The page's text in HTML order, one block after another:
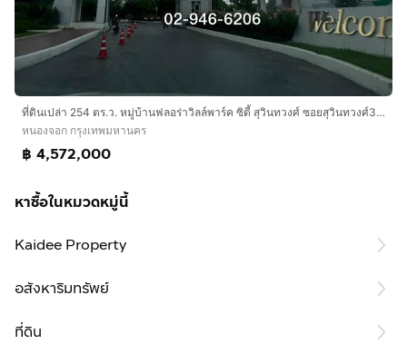
ที่ดินเปล่า 254 ตร.ว. หมู่บ้านฟลอร่าวิลล์พาร์ค ซิตี้ สุวินทวงศ์ ซอยสุวินทวงศ์38 ถนนสุวินทวงศ์ ถนนรามอินทรา เขตหนองจอก กรุงเทพมหานคร
หนองจอก กรุงเทพมหานคร
฿ 4,572,000
หาซื้อในหมวดหมู่นี้
Kaidee Property
อสังหาริมทรัพย์
ที่ดิน